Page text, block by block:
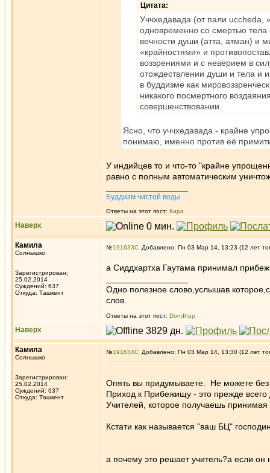
Цитата:
Уччхедавада (от пали
одновременно со смертью
вечности души (атта, атман) и
«крайностями» и
воззрениями и с неверием в
отождествлении души и тела и
в буддизме как
никакого посмертного
совершенствовании.
Ясно, что уччхедавада - крайне
понимаю, именно против её
У индийцев то и что-то "крайне
равно с полным автоматическим
Буддизм чистой воды
Ответы на этот пост: Кира
Наверх
Камила
Солнышко
Зарегистрирован:
25.02.2014
Суждений: 637
Откуда: Ташкент
№191633 Добавлено: Пн 03 Мар 14, 13:23 (12 лет
а Сиддхартха Гаутама принимал
Одно полезное слово,услышав
слов.
Ответы на этот пост: Dondhup
Наверх
Камила
Солнышко
Зарегистрирован:
25.02.2014
Суждений: 637
Откуда: Ташкент
№191634 Добавлено: Пн 03 Мар 14, 13:30 (12 лет
Опять вы придумываете. Не можете без
Приход к Прибежищу - это прежде всего
Учителей, которое получаешь
Кстати как называется "ваш БЦ"
а почему это решает учитель?а если он